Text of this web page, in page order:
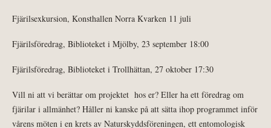
Fjärilsexkursion, Konsthallen Norra Kvarken 11 juli
Fjärilsföredrag, Biblioteket i Mjölby, 23 september 18:00
Fjärilsföredrag, Biblioteket i Trollhättan, 27 oktober 17:30
Vill ni att vi berättar om projektet hos er? Eller ha ett föredrag om
fjärilar i allmänhet? Håller ni kanske på att sätta ihop programmet inför
vårens möten i en krets av Naturskyddsföreningen, ett entomologisk